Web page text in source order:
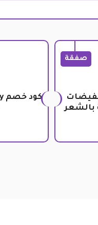
صفقة
تو بيوتي 2026 بتخفيضات